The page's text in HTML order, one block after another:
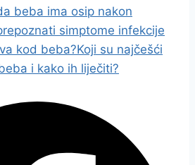
beba ima osip nakon
simptome infekcije
kod beba?Koji su najčešći
i kako ih liječiti?